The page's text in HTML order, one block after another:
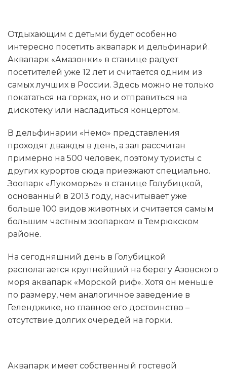
Отдыхающим с детьми будет особенно
интересно посетить аквапарк и дельфинарий.
Аквапарк «Амазонки» в станице радует
посетителей уже 12 лет и считается одним из
самых лучших в России. Здесь можно не только
покататься на горках, но и отправиться на
дискотеку или насладиться концертом.
В дельфинарии «Немо» представления
проходят дважды в день, а зал рассчитан
примерно на 500 человек, поэтому туристы с
других курортов сюда приезжают специально.
Зоопарк «Лукоморье» в станице Голубицкой,
основанный в 2013 году, насчитывает уже
больше 100 видов животных и считается самым
большим частным зоопарком в Темрюкском
районе.
На сегодняшний день в Голубицкой
располагается крупнейший на берегу Азовского
моря аквапарк «Морской риф». Хотя он меньше
по размеру, чем аналогичное заведение в
Геленджике, но главное его достоинство –
отсутствие долгих очередей на горки.
Аквапарк имеет собственный гостевой